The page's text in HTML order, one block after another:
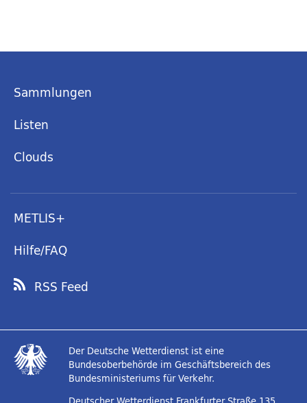
Sammlungen
Listen
Clouds
METLIS+
Hilfe/FAQ
RSS Feed
Der Deutsche Wetterdienst ist eine
Bundesoberbehörde im Geschäftsbereich des
Bundesministeriums für Verkehr.